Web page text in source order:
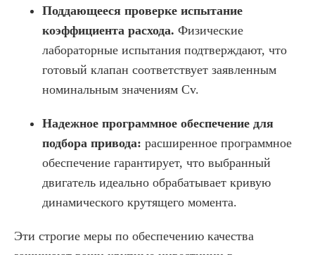
Поддающееся проверке испытание
коэффициента расхода. Физические
лабораторные испытания подтверждают, что
готовый клапан соответствует заявленным
номинальным значениям Cv.
Надежное программное обеспечение для
подбора привода: расширенное программное
обеспечение гарантирует, что выбранный
двигатель идеально обрабатывает кривую
динамического крутящего момента.
Эти строгие меры по обеспечению качества